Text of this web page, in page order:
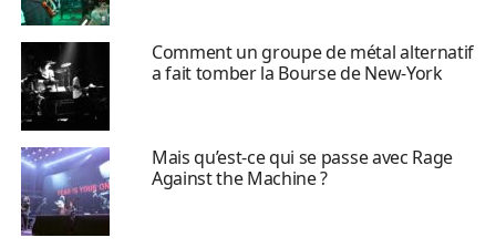
Comment un groupe de métal alternatif
a fait tomber la Bourse de New-York
Mais qu’est-ce qui se passe avec Rage
Against the Machine ?